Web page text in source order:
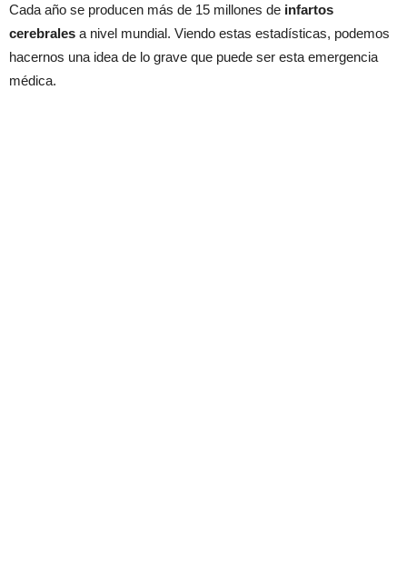
Cada año se producen más de 15 millones de infartos
cerebrales a nivel mundial. Viendo estas estadísticas, podemos
hacernos una idea de lo grave que puede ser esta emergencia
médica.